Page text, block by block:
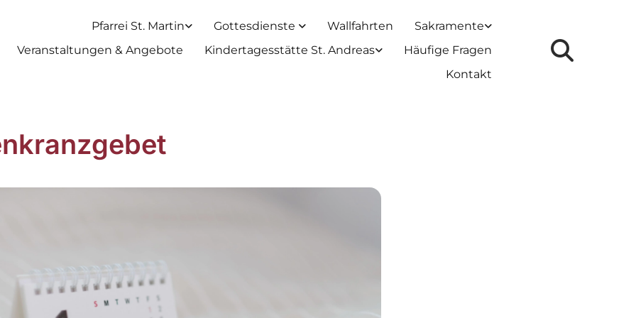
Pfarrei St. Martin Gottesdienste Wallfahrten
Sakramente
Veranstaltungen & Angebote
Kindertagesstätte St. Andreas
Häufige Fragen
Kontakt